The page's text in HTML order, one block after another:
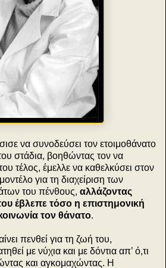
να συνοδεύσει τον ετοιμοθάνατο
στάδια, βοηθώντας τον να
τέλος, έμελλε να καθελκύσει στον
για τη διαχείριση των
του πένθους, αλλάζοντας
έβλεπε τόσο η επιστημονική
τον θάνατο.
πενθεί για τη ζωή του,
με νύχια και με δόντια απ’ ό,τι
και αγκομαχώντας. Η